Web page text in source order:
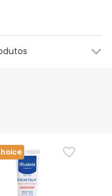
de segurança
para veres as
que leias as
o produto
dúvida sobre